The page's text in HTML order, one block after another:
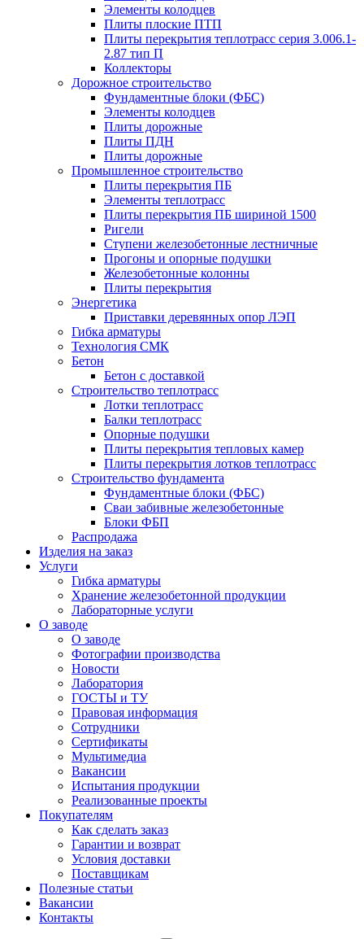
Элементы колодцев
Плиты плоские ПТП
Плиты перекрытия теплотрасс серия 3.006.1-
2.87 тип П
Коллекторы
Дорожное строительство
Фундаментные блоки (ФБС)
Элементы колодцев
Плиты дорожные
Плиты ПДН
Плиты дорожные
Промышленное строительство
Плиты перекрытия ПБ
Элементы теплотрасс
Плиты перекрытия ПБ шириной 1500
Ригели
Ступени железобетонные лестничные
Прогоны и опорные подушки
Железобетонные колонны
Плиты перекрытия
Энергетика
Приставки деревянных опор ЛЭП
Гибка арматуры
Технология СМК
Бетон
Бетон с доставкой
Строительство теплотрасс
Лотки теплотрасс
Балки теплотрасс
Опорные подушки
Плиты перекрытия тепловых камер
Плиты перекрытия лотков теплотрасс
Строительство фундамента
Фундаментные блоки (ФБС)
Сваи забивные железобетонные
Блоки ФБП
Распродажа
Изделия на заказ
Услуги
Гибка арматуры
Хранение железобетонной продукции
Лабораторные услуги
О заводе
О заводе
Фотографии производства
Новости
Лаборатория
ГОСТЫ и ТУ
Правовая информация
Сотрудники
Сертификаты
Мультимедиа
Вакансии
Испытания продукции
Реализованные проекты
Покупателям
Как сделать заказ
Гарантии и возврат
Условия доставки
Поставщикам
Полезные статьи
Вакансии
Контакты